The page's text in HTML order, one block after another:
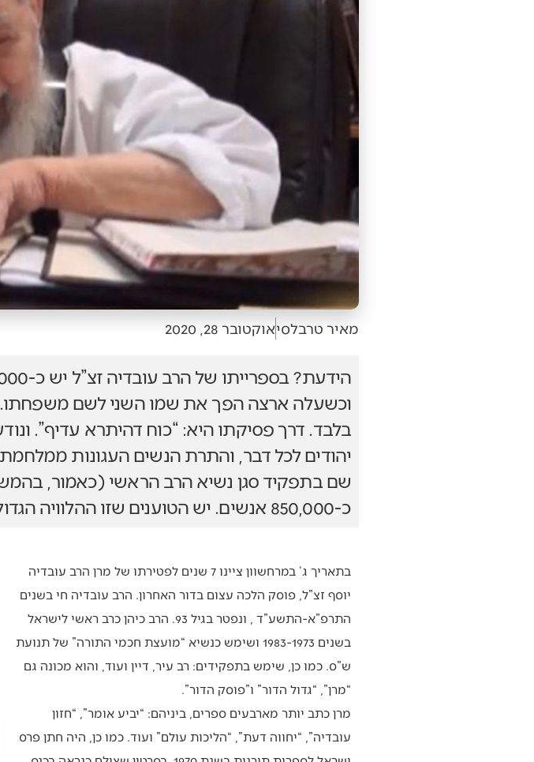
מאיר טרבלסיאוקטובר 28, 2020
בלבד. דרך פסיקתו היא: “כוח דהיתרא עדיף”.
שם בתפקיד סגן נשיא הרב הראשי (כאמור,
כ-850,000 אנשים. יש הטוענים שזו ההלוויה הגדולה במדינה.
בתאריך ג’ במרחשוון ציינו 7 שנים לפטירתו של מרן הרב עובדיה
יוסף זצ”ל, פוסק הלכה עצום בדור האחרון. הרב עובדיה חי בשנים
התרפ”א-התשע”ד , ונפטר בגיל 93. הרב כיהן כרב ראשי לישראל
בשנים 1983-1973 ושימש כנשיא “מועצת חכמי התורה” של תנועת
ש”ס. כמו כן, שימש בתפקידים: רב עיר, דיין ועוד, והוא מכונה גם
“מרן”, “גדול הדור” ו”פוסק הדור”.
מרן כתב יותר מארבעים ספרים, ביניהם: “יביע אומר”, “חזון
עובדיה”, “יחווה דעת”, “הליכות עולם” ועוד. כמו כן, היה חתן פרס